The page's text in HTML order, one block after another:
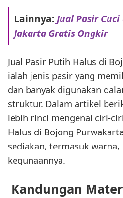
Lainnya:Jual Pasir
Jakarta Gratis Ongkir
Jual Pasir Putih Halus di
ialah jenis pasir yang
dan banyak digunakan
struktur. Dalam artikel
lebih rinci mengenai ciri-
Halus di Bojong
sediakan, termasuk warna,
kegunaannya.
Kandungan